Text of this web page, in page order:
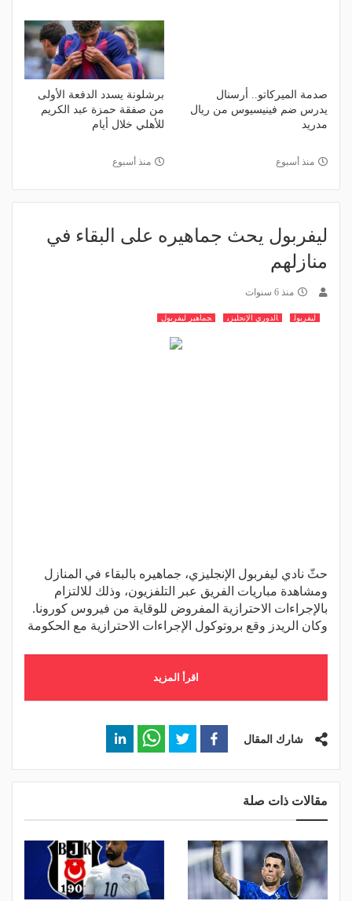
صدمة الميركاتو.. أرسنال
يدرس ضم فينيسيوس من ريال
مدريد
منذ أسبوع
برشلونة يسدد الدفعة الأولى
من صفقة حمزة عبد الكريم
للأهلي خلال أيام
منذ أسبوع
ليفربول يحث جماهيره على البقاء في
منازلهم
منذ 6 سنوات
ليفربول الدوري الإنجليزي جماهير ليفربول
حثّ نادي ليفربول الإنجليزي، جماهيره بالبقاء في المنازل
ومشاهدة مباريات الفريق عبر التلفزيون، وذلك للالتزام
بالإجراءات الاحترازية المفروض للوقاية من فيروس كورونا.
وكان الريدز وقع بروتوكول الإجراءات الاحترازية مع الحكومة
اقرأ المزيد
شارك المقال
مقالات ذات صلة